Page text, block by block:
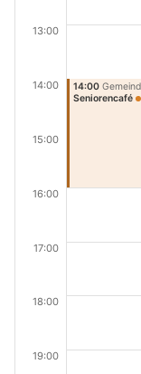
13:00
14:00
15:00
16:00
17:00
18:00
19:00
14:00
Seniorencafé